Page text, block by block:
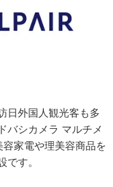
日外国人観光客も多
バシカメラ マルチメ
家電や理美容商品を
す。